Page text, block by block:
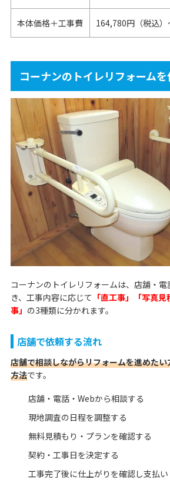
本体価格＋工事費 164,780円（税込）
コーナンのトイレリフォーム
コーナンのトイレリフォームは、店舗・
き、工事内容に応じて 「直工事」「写真
事」 の3種類に分かれます。
店舗で依頼する流れ
店舗で相談しながらリフォームを進めた
方法です。
店舗・電話・Webから相談する
現地調査の日程を調整する
無料見積もり・プランを確認する
契約・工事日を決定する
工事完了後に仕上がりを確認し支払い